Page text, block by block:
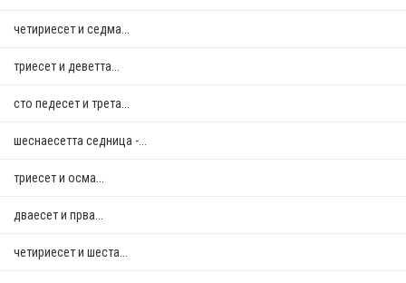
четириесет и седма...
триесет и деветта...
сто педесет и трета...
шеснаесетта седница -...
триесет и осма...
дваесет и прва...
четириесет и шеста...